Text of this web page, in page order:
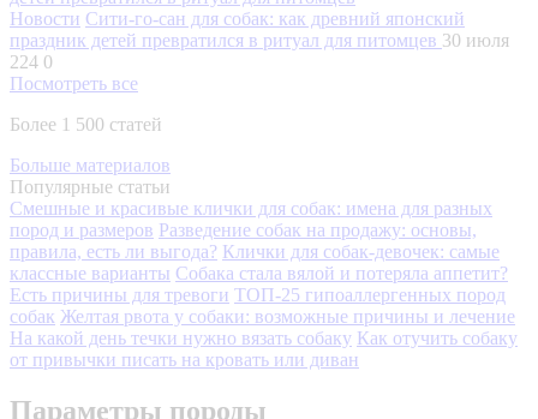
Новости Сити-го-сан для собак: как древний японский
праздник детей превратился в ритуал для питомцев 30 июля
224 0
Посмотреть все
Более 1 500 статей
Больше материалов
Популярные статьи
Смешные и красивые клички для собак: имена для разных
пород и размеров Разведение собак на продажу: основы,
правила, есть ли выгода? Клички для собак-девочек: самые
классные варианты Собака стала вялой и потеряла аппетит?
Есть причины для тревоги ТОП-25 гипоаллергенных пород
собак Желтая рвота у собаки: возможные причины и лечение
На какой день течки нужно вязать собаку Как отучить собаку
от привычки писать на кровать или диван
Параметры породы